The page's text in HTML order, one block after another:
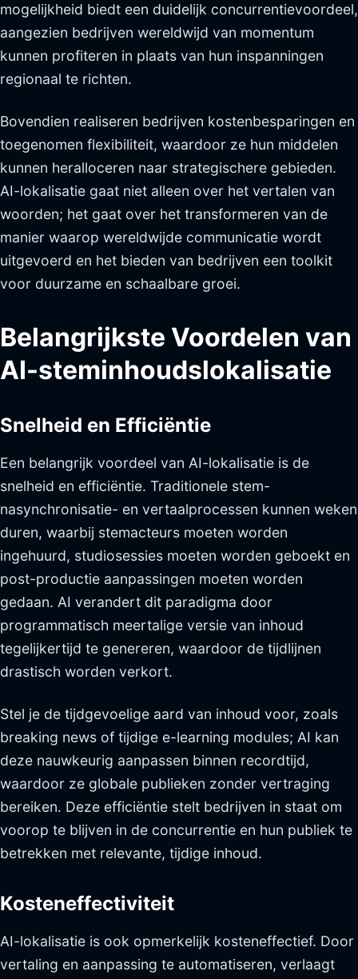
mogelijkheid biedt een duidelijk concurrentievoordeel,
aangezien bedrijven wereldwijd van momentum
kunnen profiteren in plaats van hun inspanningen
regionaal te richten.
Bovendien realiseren bedrijven kostenbesparingen en
toegenomen flexibiliteit, waardoor ze hun middelen
kunnen heralloceren naar strategischere gebieden.
AI-lokalisatie gaat niet alleen over het vertalen van
woorden; het gaat over het transformeren van de
manier waarop wereldwijde communicatie wordt
uitgevoerd en het bieden van bedrijven een toolkit
voor duurzame en schaalbare groei.
Belangrijkste Voordelen van
AI-steminhoudslokalisatie
Snelheid en Efficiëntie
Een belangrijk voordeel van AI-lokalisatie is de
snelheid en efficiëntie. Traditionele stem-
nasynchronisatie- en vertaalprocessen kunnen weken
duren, waarbij stemacteurs moeten worden
ingehuurd, studiosessies moeten worden geboekt en
post-productie aanpassingen moeten worden
gedaan. AI verandert dit paradigma door
programmatisch meertalige versie van inhoud
tegelijkertijd te genereren, waardoor de tijdlijnen
drastisch worden verkort.
Stel je de tijdgevoelige aard van inhoud voor, zoals
breaking news of tijdige e-learning modules; AI kan
deze nauwkeurig aanpassen binnen recordtijd,
waardoor ze globale publieken zonder vertraging
bereiken. Deze efficiëntie stelt bedrijven in staat om
voorop te blijven in de concurrentie en hun publiek te
betrekken met relevante, tijdige inhoud.
Kosteneffectiviteit
AI-lokalisatie is ook opmerkelijk kosteneffectief. Door
vertaling en aanpassing te automatiseren, verlaagt